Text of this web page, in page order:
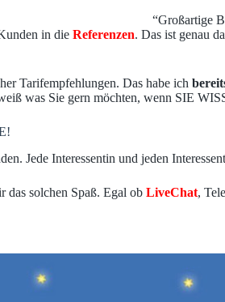
“Großartige
in die Referenzen. Das ist genau
Tarifempfehlungen. Das habe ich
was Sie gern möchten, wenn SIE
Jede Interessentin und jeden
das solchen Spaß. Egal ob LiveChat,